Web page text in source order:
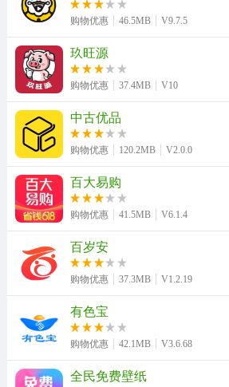
购物优惠 46.5MB V9.7.5
玖旺源
购物优惠 37.4MB V10
中古优品
购物优惠 120.2MB V2.0.0
百大易购
购物优惠 41.5MB V6.1.4
百岁安
购物优惠 37.3MB V1.2.19
有色宝
购物优惠 42.1MB V3.6.68
全民免费壁纸